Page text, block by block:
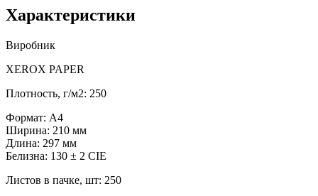
Характеристики
Виробник
XEROX PAPER
Плотность, г/м2: 250
Формат: A4
Ширина: 210 мм
Длина: 297 мм
Белизна: 130 ± 2 CIE
Листов в пачке, шт: 250